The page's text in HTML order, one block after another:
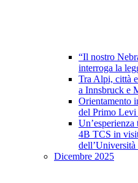
“Il nostro
interroga la
Tra Alpi, città
a Innsbruck e
Orientamento
del Primo Levi
Un’esperienza
4B TCS in
dell’Università
Dicembre 2025